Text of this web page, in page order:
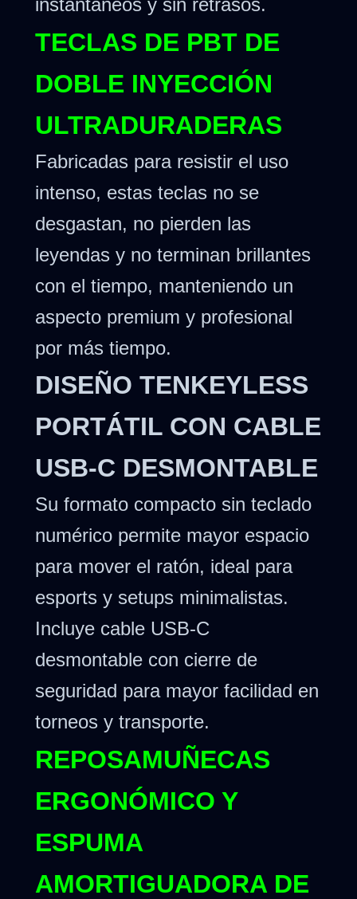
instantáneos y sin retrasos.
TECLAS DE PBT DE
DOBLE INYECCIÓN
ULTRADURADERAS
Fabricadas para resistir el uso
intenso, estas teclas no se
desgastan, no pierden las
leyendas y no terminan brillantes
con el tiempo, manteniendo un
aspecto premium y profesional
por más tiempo.
DISEÑO TENKEYLESS
PORTÁTIL CON CABLE
USB-C DESMONTABLE
Su formato compacto sin teclado
numérico permite mayor espacio
para mover el ratón, ideal para
esports y setups minimalistas.
Incluye cable USB-C
desmontable con cierre de
seguridad para mayor facilidad en
torneos y transporte.
REPOSAMUÑECAS
ERGONÓMICO Y
ESPUMA
AMORTIGUADORA DE